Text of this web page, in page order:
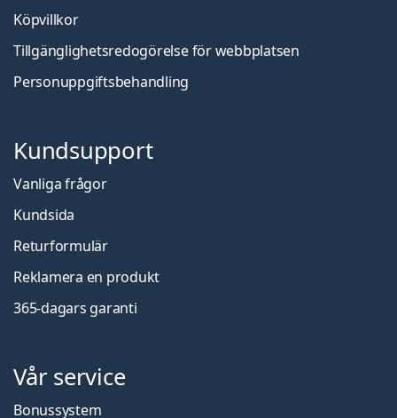
Köpvillkor
Tillgänglighetsredogörelse för webbplatsen
Personuppgiftsbehandling
Kundsupport
Vanliga frågor
Kundsida
Returformulär
Reklamera en produkt
365-dagars garanti
Vår service
Bonussystem